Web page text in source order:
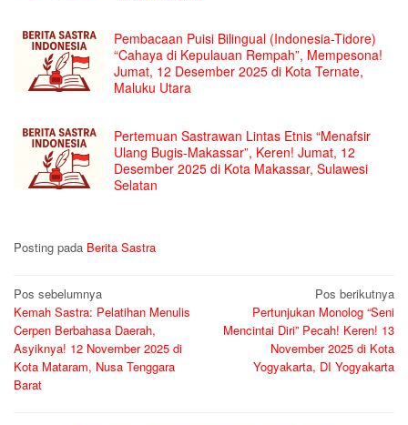
Pembacaan Puisi Bilingual (Indonesia-Tidore)
“Cahaya di Kepulauan Rempah”, Mempesona!
Jumat, 12 Desember 2025 di Kota Ternate,
Maluku Utara
Pertemuan Sastrawan Lintas Etnis “Menafsir
Ulang Bugis-Makassar”, Keren! Jumat, 12
Desember 2025 di Kota Makassar, Sulawesi
Selatan
Posting pada Berita Sastra
Navigasi
pos
Pos sebelumnya
Kemah Sastra: Pelatihan Menulis
Cerpen Berbahasa Daerah,
Asyiknya! 12 November 2025 di
Kota Mataram, Nusa Tenggara
Barat
Pos berikutnya
Pertunjukan Monolog “Seni
Mencintai Diri” Pecah! Keren! 13
November 2025 di Kota
Yogyakarta, DI Yogyakarta